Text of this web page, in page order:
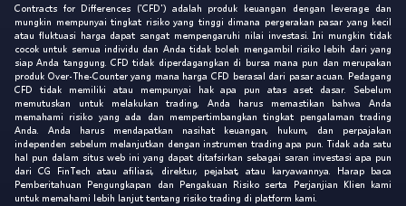
Contracts for Differences ('CFD') adalah produk keuangan dengan leverage dan
mungkin mempunyai tingkat risiko yang tinggi dimana pergerakan pasar yang kecil
atau fluktuasi harga dapat sangat mempengaruhi nilai investasi. Ini mungkin tidak
cocok untuk semua individu dan Anda tidak boleh mengambil risiko lebih dari yang
siap Anda tanggung. CFD tidak diperdagangkan di bursa mana pun dan merupakan
produk Over-The-Counter yang mana harga CFD berasal dari pasar acuan. Pedagang
CFD tidak memiliki atau mempunyai hak apa pun atas aset dasar. Sebelum
memutuskan untuk melakukan trading, Anda harus memastikan bahwa Anda
memahami risiko yang ada dan mempertimbangkan tingkat pengalaman trading
Anda. Anda harus mendapatkan nasihat keuangan, hukum, dan perpajakan
independen sebelum melanjutkan dengan instrumen trading apa pun. Tidak ada satu
hal pun dalam situs web ini yang dapat ditafsirkan sebagai saran investasi apa pun
dari CG FinTech atau afiliasi, direktur, pejabat, atau karyawannya. Harap baca
Pemberitahuan Pengungkapan dan Pengakuan Risiko serta Perjanjian Klien kami
untuk memahami lebih lanjut tentang risiko trading di platform kami.